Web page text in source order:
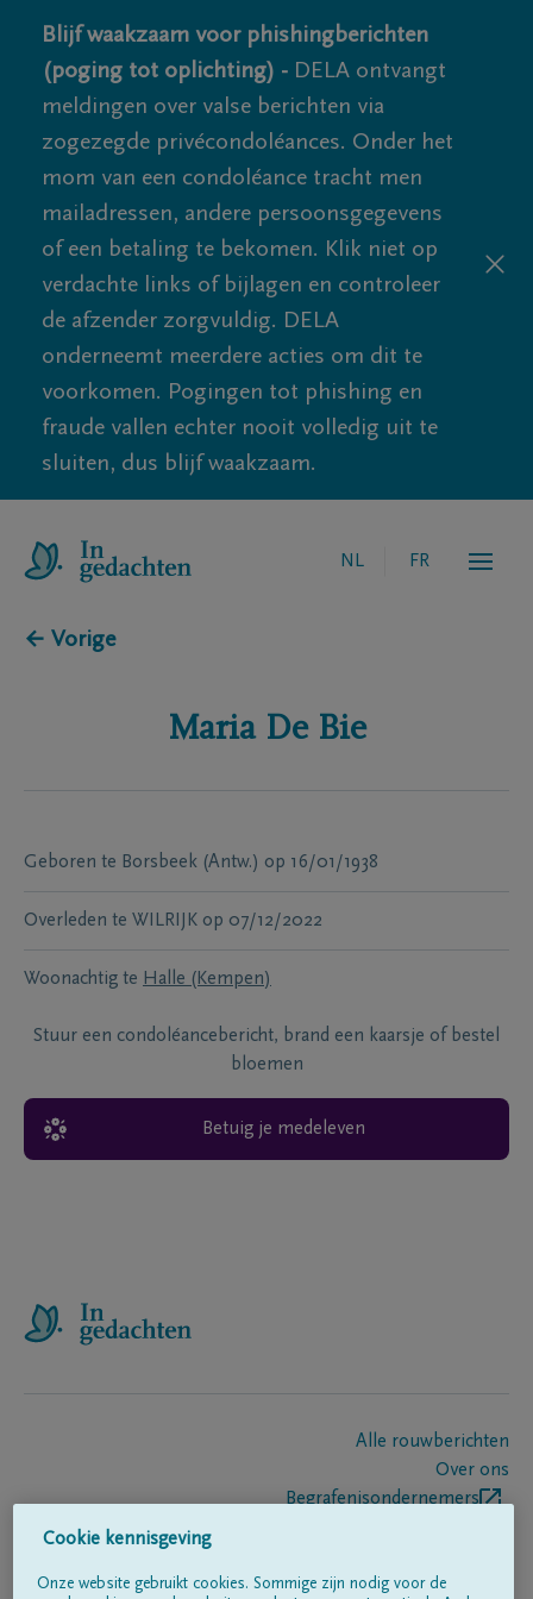
Blijf waakzaam voor phishingberichten
(poging tot oplichting) - DELA ontvangt
meldingen over valse berichten via
zogezegde privécondoléances. Onder het
mom van een condoléance tracht men
mailadressen, andere persoonsgegevens
of een betaling te bekomen. Klik niet op
verdachte links of bijlagen en controleer
de afzender zorgvuldig. DELA
onderneemt meerdere acties om dit te
voorkomen. Pogingen tot phishing en
fraude vallen echter nooit volledig uit te
sluiten, dus blijf waakzaam.
NL FR
← Vorige
Maria De Bie
Geboren te Borsbeek (Antw.) op 16/01/1938
Overleden te WILRIJK op 07/12/2022
Woonachtig te Halle (Kempen)
Stuur een condoléancebericht, brand een kaarsje of bestel
bloemen
Betuig je medeleven
Alle rouwberichten
Over ons
Begrafenisondernemers
Cookie kennisgeving
Onze website gebruikt cookies. Sommige zijn nodig voor de